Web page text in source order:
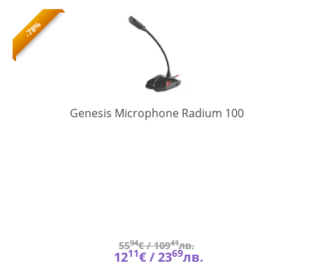
-78%
Genesis Microphone Radium 100NGM-
5594€ /10941лв.
1211€ /2369лв.